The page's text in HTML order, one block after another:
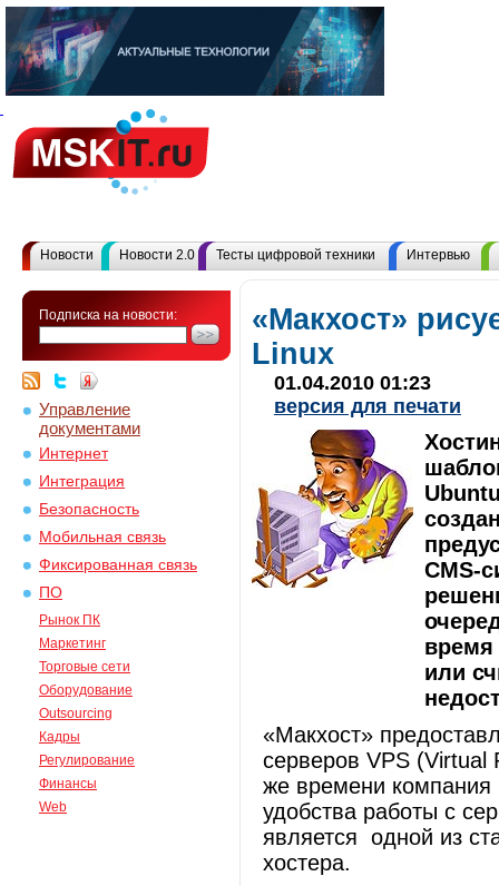
Новости Новости 2.0 Тесты цифровой техники Интервью
Подписка на новости:
Управление
документами
Интернет
Интеграция
Безопасность
Мобильная связь
Фиксированная связь
ПО
Рынок ПК
Маркетинг
Торговые сети
Оборудование
Outsourcing
Кадры
Регулирование
Финансы
Web
«Макхост»
Linux
01.04.2010 01:23
версия для печати
CMS-
время
или
«Макхост»
серверов VPS (Virtual
же времени компания
удобства работы с
является одной из
хостера.